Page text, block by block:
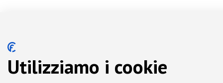
Utilizziamo i cookie